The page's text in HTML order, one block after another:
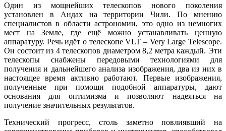
Один из мощнейших телескопов нового поколения
установлен в Андах на территории Чили. По мнению
специалистов в области астрономии, это одно из немногих
мест на Земле, где ещё можно устанавливать ценную
аппаратуру. Речь идёт о телескопе VLT – Very Large Telescope.
Он состоит из 4 телескопов диаметром 8,2 метра каждый. Эти
телескопы снабжены передовыми технологиями для
получения и дальнейшего анализа изображения, два из них в
настоящее время активно работают. Первые изображения,
полученные при помощи подобной аппаратуры, дают
основания для оптимизма и позволяют надеяться на
получение значительных результатов.
Технический прогресс, столь заметно повлиявший на